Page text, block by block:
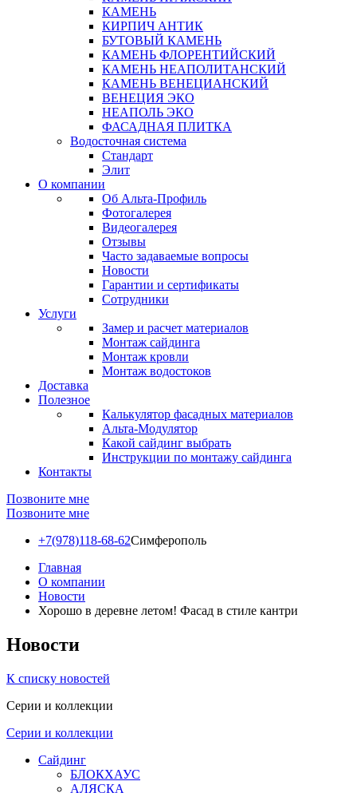
КАМЕНЬ
КИРПИЧ АНТИК
БУТОВЫЙ КАМЕНЬ
КАМЕНЬ ФЛОРЕНТИЙСКИЙ
КАМЕНЬ НЕАПОЛИТАНСКИЙ
КАМЕНЬ ВЕНЕЦИАНСКИЙ
ВЕНЕЦИЯ ЭКО
НЕАПОЛЬ ЭКО
ФАСАДНАЯ ПЛИТКА
Водосточная система
Стандарт
Элит
О компании
Об Альта-Профиль
Фотогалерея
Видеогалерея
Отзывы
Часто задаваемые вопросы
Новости
Гарантии и сертификаты
Сотрудники
Услуги
Замер и расчет материалов
Монтаж сайдинга
Монтаж кровли
Монтаж водостоков
Доставка
Полезное
Калькулятор фасадных материалов
Альта-Модулятор
Какой сайдинг выбрать
Инструкции по монтажу сайдинга
Контакты
Позвоните мне
Позвоните мне
+7(978)118-68-62Симферополь
Главная
О компании
Новости
Хорошо в деревне летом! Фасад в стиле кантри
Новости
К списку новостей
Серии и коллекции
Серии и коллекции
Сайдинг
БЛОКХАУС
АЛЯСКА